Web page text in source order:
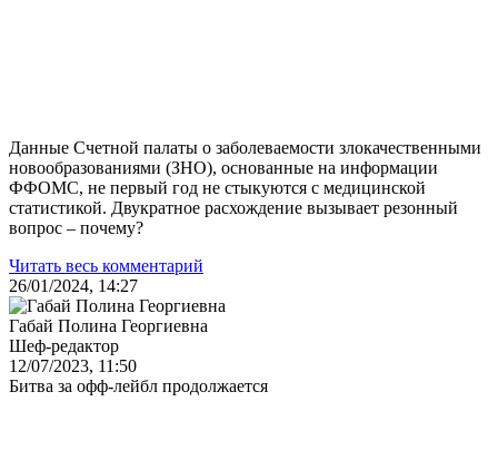
Данные Счетной палаты о заболеваемости злокачественными
новообразованиями (ЗНО), основанные на информации
ФФОМС, не первый год не стыкуются с медицинской
статистикой. Двукратное расхождение вызывает резонный
вопрос – почему?
Читать весь комментарий
26/01/2024, 14:27
Габай Полина Георгиевна
Шеф-редактор
12/07/2023, 11:50
Битва за офф-лейбл продолжается